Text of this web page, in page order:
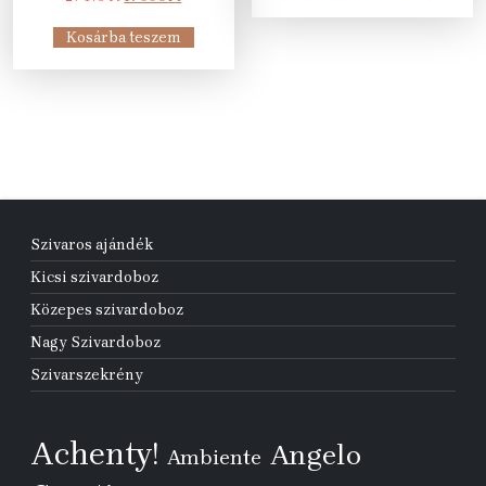
was:
27
is:
17
Kosárba teszem
Szivaros ajándék
Kicsi szivardoboz
Közepes szivardoboz
Nagy Szivardoboz
Szivarszekrény
Achenty! Ambiente Angelo